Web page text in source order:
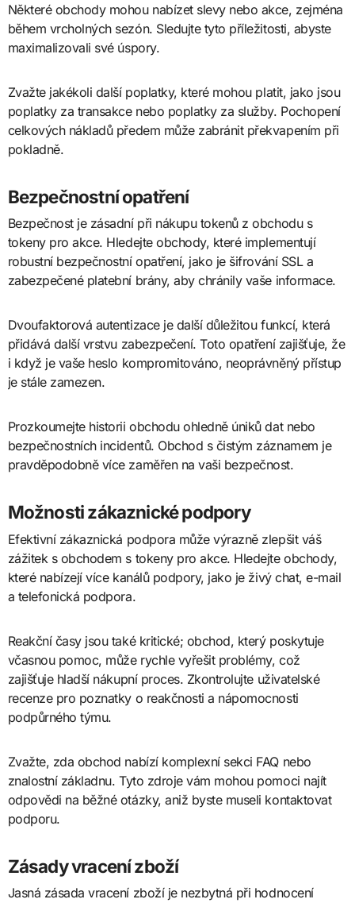
Některé obchody mohou nabízet slevy nebo akce, zejména
během vrcholných sezón. Sledujte tyto příležitosti, abyste
maximalizovali své úspory.
Zvažte jakékoli další poplatky, které mohou platit, jako jsou
poplatky za transakce nebo poplatky za služby. Pochopení
celkových nákladů předem může zabránit překvapením při
pokladně.
Bezpečnostní opatření
Bezpečnost je zásadní při nákupu tokenů z obchodu s
tokeny pro akce. Hledejte obchody, které implementují
robustní bezpečnostní opatření, jako je šifrování SSL a
zabezpečené platební brány, aby chránily vaše informace.
Dvoufaktorová autentizace je další důležitou funkcí, která
přidává další vrstvu zabezpečení. Toto opatření zajišťuje, že
i když je vaše heslo kompromitováno, neoprávněný přístup
je stále zamezen.
Prozkoumejte historii obchodu ohledně úniků dat nebo
bezpečnostních incidentů. Obchod s čistým záznamem je
pravděpodobně více zaměřen na vaši bezpečnost.
Možnosti zákaznické podpory
Efektivní zákaznická podpora může výrazně zlepšit váš
zážitek s obchodem s tokeny pro akce. Hledejte obchody,
které nabízejí více kanálů podpory, jako je živý chat, e-mail
a telefonická podpora.
Reakční časy jsou také kritické; obchod, který poskytuje
včasnou pomoc, může rychle vyřešit problémy, což
zajišťuje hladší nákupní proces. Zkontrolujte uživatelské
recenze pro poznatky o reakčnosti a nápomocnosti
podpůrného týmu.
Zvažte, zda obchod nabízí komplexní sekci FAQ nebo
znalostní základnu. Tyto zdroje vám mohou pomoci najít
odpovědi na běžné otázky, aniž byste museli kontaktovat
podporu.
Zásady vracení zboží
Jasná zásada vracení zboží je nezbytná při hodnocení